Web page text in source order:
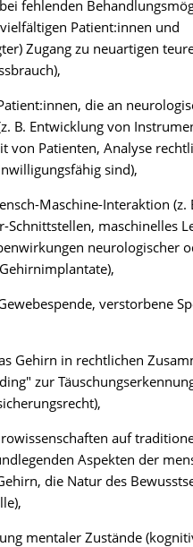
fehlenden
Patient:innen und
Zugang zu neuartigen
die an
B. Entwicklung von
von Patienten, Analyse
sind),
Maschine-Interaktion (z.
maschinelles
neurologischer
verstorbene
Gehirn in rechtlichen
zur
auf
Aspekten der
die Natur des
mentaler Zustände